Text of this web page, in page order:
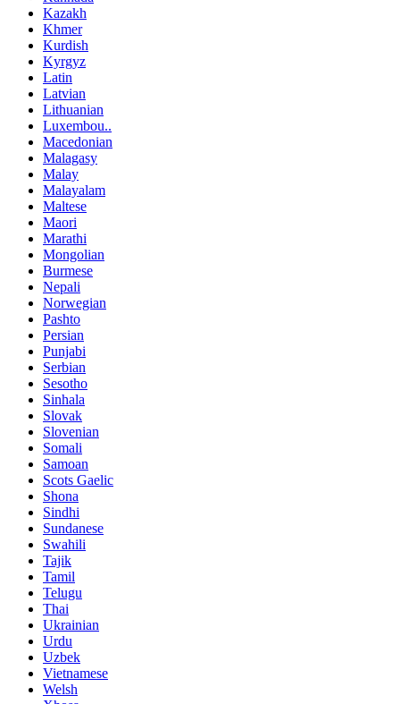
Kazakh
Khmer
Kurdish
Kyrgyz
Latin
Latvian
Lithuanian
Luxembou..
Macedonian
Malagasy
Malay
Malayalam
Maltese
Maori
Marathi
Mongolian
Burmese
Nepali
Norwegian
Pashto
Persian
Punjabi
Serbian
Sesotho
Sinhala
Slovak
Slovenian
Somali
Samoan
Scots Gaelic
Shona
Sindhi
Sundanese
Swahili
Tajik
Tamil
Telugu
Thai
Ukrainian
Urdu
Uzbek
Vietnamese
Welsh